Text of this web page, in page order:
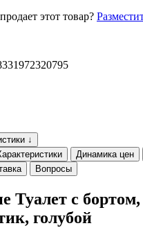
этот товар?
↓
Динамика цен
Вопросы
Туалет с
голубой